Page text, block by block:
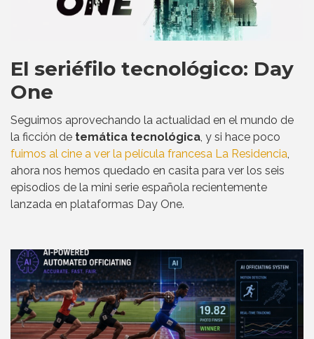
El seriéfilo tecnológico: Day
One
Seguimos aprovechando la actualidad en el mundo de
la ficción de temática tecnológica, y si hace poco
fuimos al cine a ver la película francesa La Residencia,
ahora nos hemos quedado en casita para ver los seis
episodios de la mini serie española recientemente
lanzada en plataformas Day One.